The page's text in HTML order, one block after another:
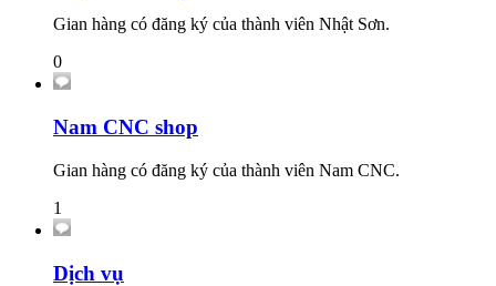
Gian hàng có đăng ký của thành viên Nhật Sơn.
0
Nam CNC shop
Gian hàng có đăng ký của thành viên Nam CNC.
1
Dịch vụ